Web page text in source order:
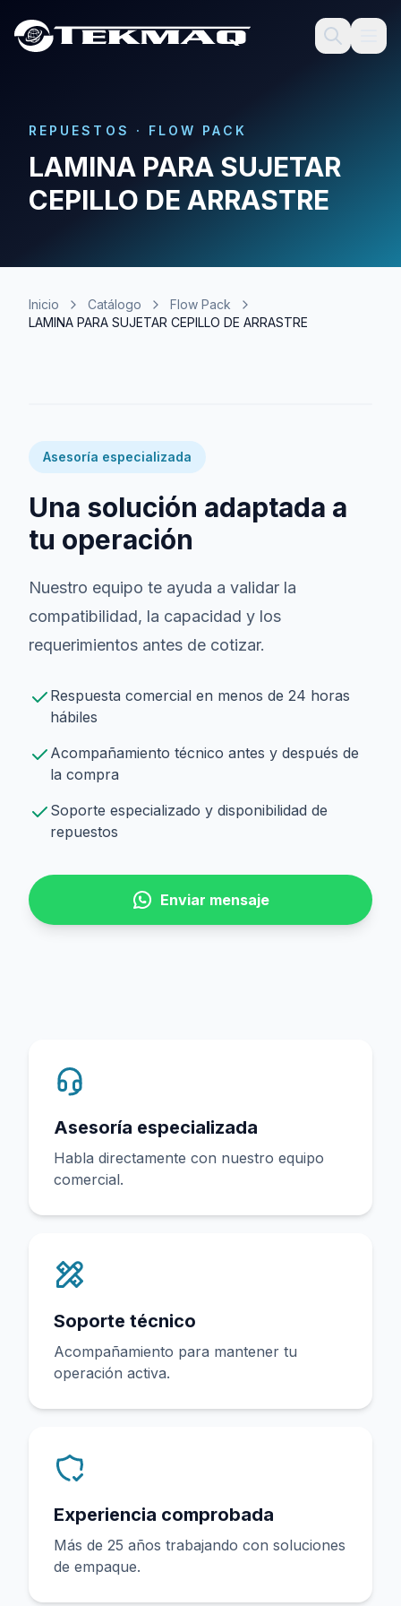
REPUESTOS · FLOW PACK
LAMINA PARA SUJETAR
CEPILLO DE ARRASTRE
Inicio Catálogo
Flow Pack
LAMINA PARA SUJETAR CEPILLO DE ARRASTRE
Asesoría especializada
Una solución adaptada a
tu operación
Nuestro equipo te ayuda a validar la
compatibilidad, la capacidad y los
requerimientos antes de cotizar.
Respuesta comercial en menos de 24 horas
hábiles
Acompañamiento técnico antes y después de
la compra
Soporte especializado y disponibilidad de
repuestos
Enviar mensaje
Asesoría especializada
Habla directamente con nuestro equipo
comercial.
Soporte técnico
Acompañamiento para mantener tu
operación activa.
Experiencia comprobada
Más de 25 años trabajando con soluciones
de empaque.